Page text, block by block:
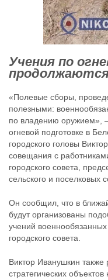
Учения по
«Полевые сборы,
полезными:
по владению оружием»,
огневой подготовке в
городского головы
совещания с
городского совета,
сельского и поселковых
Он сообщил, что в
будут организованы
учений
городского совета.
Виктор Иванушкин также
стратегических